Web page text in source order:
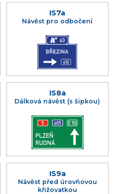
IS7a
Návěst pro odbočení
IS8a
Dálková návěst (s šipkou)
IS9a
Návěst před úrovňovou
křižovatkou